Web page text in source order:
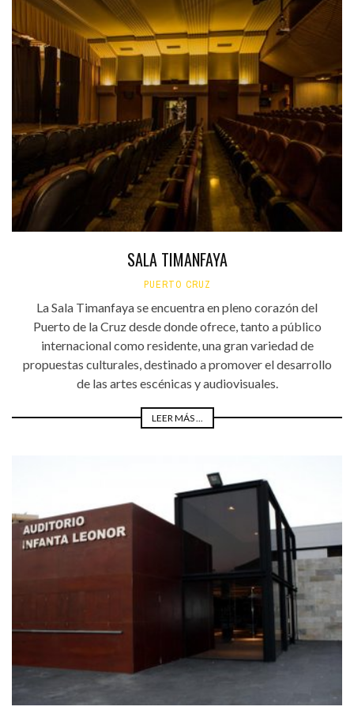
SALA TIMANFAYA
PUERTO CRUZ
La Sala Timanfaya se encuentra en pleno corazón del
Puerto de la Cruz desde donde ofrece, tanto a público
internacional como residente, una gran variedad de
propuestas culturales, destinado a promover el desarrollo
de las artes escénicas y audiovisuales.
LEER MÁS ...